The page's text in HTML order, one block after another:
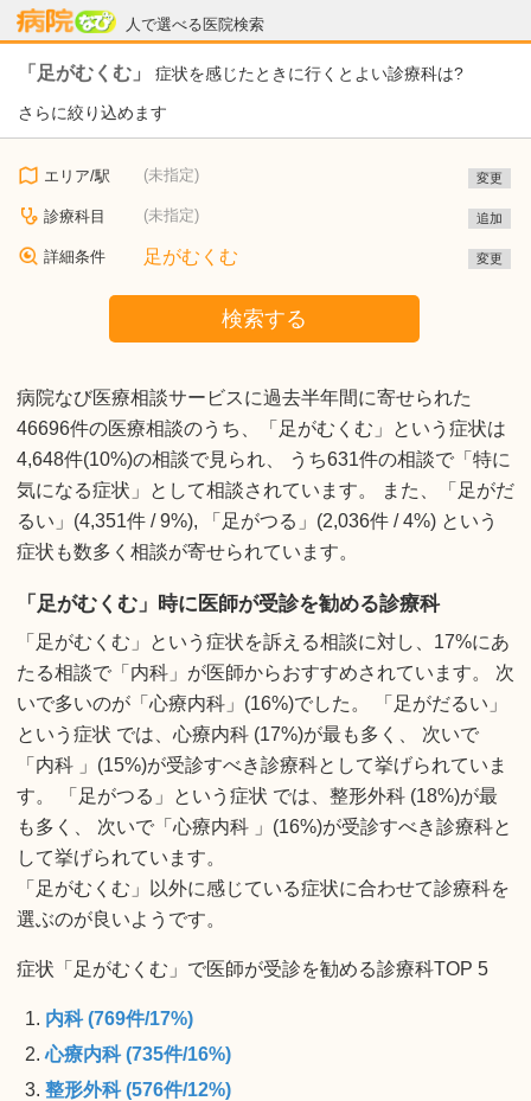
人で選べる医院検索
病院なび
「足がむくむ」 症状を感じたときに行くとよい診療科は?
さらに絞り込めます
エリア/駅 (未指定) 変更
診療科目 (未指定) 追加
詳細条件 足がむくむ 変更
検索する
病院なび医療相談サービスに過去半年間に寄せられた
46696件の医療相談のうち、「足がむくむ」という症状は
4,648件(10%)の相談で見られ、 うち631件の相談で「特に
気になる症状」として相談されています。 また、「足がだ
るい」(4,351件 / 9%), 「足がつる」(2,036件 / 4%) という
症状も数多く相談が寄せられています。
「足がむくむ」時に医師が受診を勧める診療科
「足がむくむ」という症状を訴える相談に対し、17%にあ
たる相談で「内科」が医師からおすすめされています。 次
いで多いのが「心療内科」(16%)でした。 「足がだるい」
という症状 では、心療内科 (17%)が最も多く、 次いで
「内科 」(15%)が受診すべき診療科として挙げられていま
す。 「足がつる」という症状 では、整形外科 (18%)が最
も多く、 次いで「心療内科 」(16%)が受診すべき診療科と
して挙げられています。
「足がむくむ」以外に感じている症状に合わせて診療科を
選ぶのが良いようです。
症状「足がむくむ」で医師が受診を勧める診療科TOP 5
内科 (769件/17%)
心療内科 (735件/16%)
整形外科 (576件/12%)